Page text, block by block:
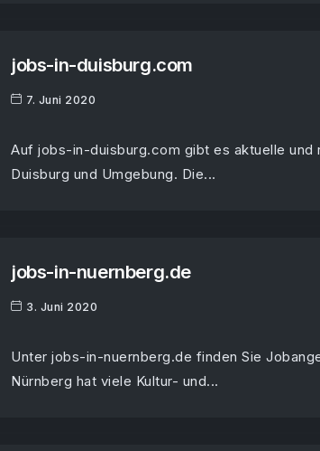
jobs-in-duisburg.com
7. Juni 2020
Auf jobs-in-duisburg.com gibt es aktuelle und
Duisburg und Umgebung. Die...
jobs-in-nuernberg.de
3. Juni 2020
Unter jobs-in-nuernberg.de finden Sie
Nürnberg hat viele Kultur- und...